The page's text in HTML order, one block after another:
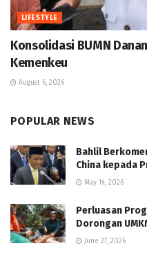
LIFESTYLE
Konsolidasi BUMN
Kemenkeu
August 6, 2026
POPULAR NEWS
Bahlil
China kepada
May 14, 2026
Perluasan
Dorongan
June 27, 2026